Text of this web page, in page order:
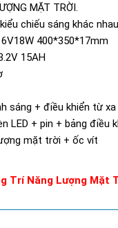
MẶT TRỜI.
chiếu sáng khác nhau.
6V18W 400*350*17mm
15AH
sáng + điều khiển từ xa
LED + pin + bảng
mặt trời + ốc vít
Trí Năng Lượng Mặt